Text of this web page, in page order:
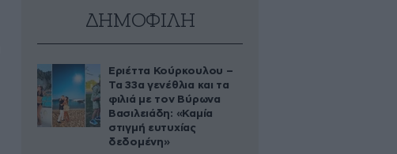
ΔΗΜΟΦΙΛΗ
Εριέττα Κούρκουλου –
Τα 33α γενέθλια και τα
φιλιά με τον Βύρωνα
Βασιλειάδη: «Καμία
στιγμή ευτυχίας
δεδομένη»